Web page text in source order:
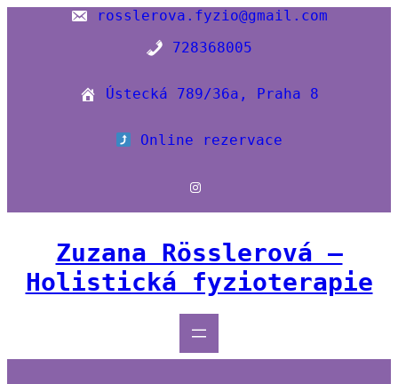
Přeskočit
rosslerova.fyzio@gmail.com
728368005
Ústecká 789/36a, Praha 8
Online rezervace
Instagram
Zuzana Rösslerová –
Holistická fyzioterapie